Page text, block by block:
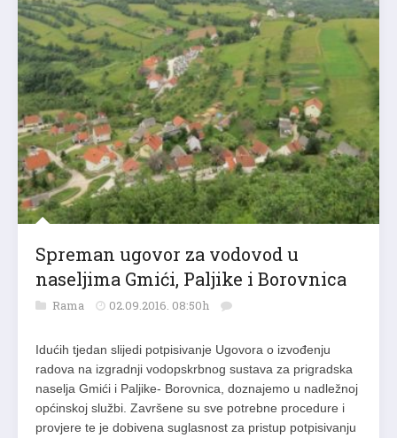
Spreman ugovor za vodovod u
naseljima Gmići, Paljike i Borovnica
Rama 02.09.2016. 08:50h
Idućih tjedan slijedi potpisivanje Ugovora o izvođenju
radova na izgradnji vodopskrbnog sustava za prigradska
naselja Gmići i Paljike- Borovnica, doznajemo u nadležnoj
općinskoj službi. Završene su sve potrebne procedure i
provjere te je dobivena suglasnost za pristup potpisivanju